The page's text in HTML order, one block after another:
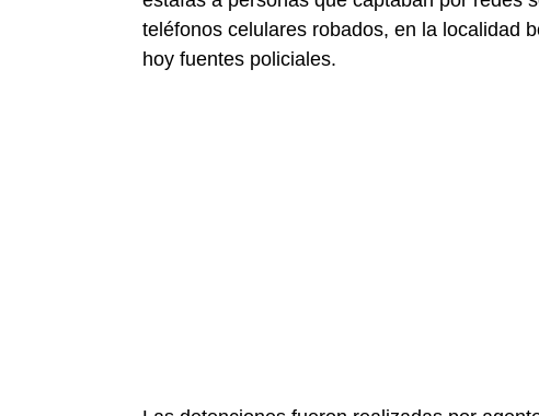
teléfonos celulares robados, en la localidad
hoy fuentes policiales.